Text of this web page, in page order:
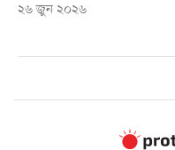
২৬ জুন ২০২৬